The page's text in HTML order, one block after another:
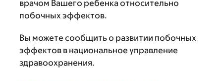
врачом Вашего ребенка относительно
побочных эффектов.
Вы можете сообщить о развитии побочных
эффектов в национальное управление
здравоохранения.